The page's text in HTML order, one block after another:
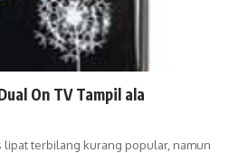
On TV Tampil ala
terbilang kurang popular, namun